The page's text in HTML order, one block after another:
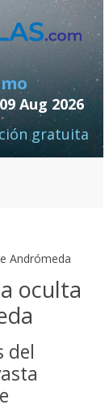
09 Aug 2026
gratuita
Andrómeda
oculta
del